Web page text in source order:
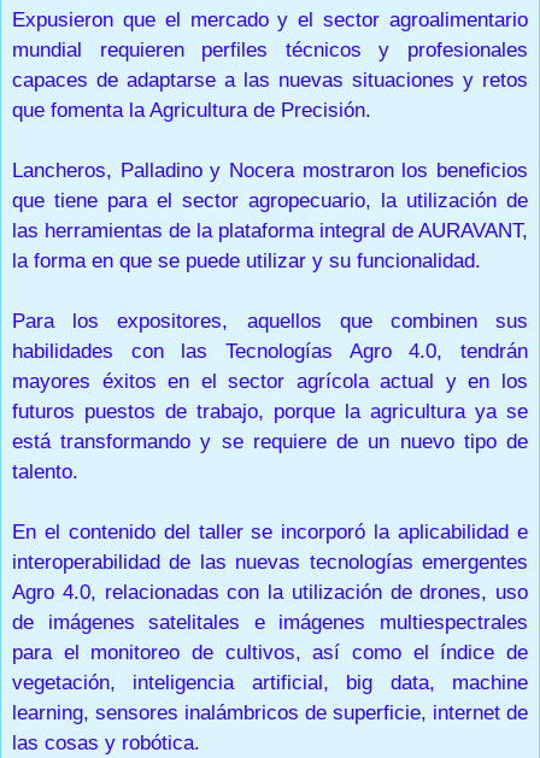
Expusieron que el mercado y el sector agroalimentario
mundial requieren perfiles técnicos y profesionales
capaces de adaptarse a las nuevas situaciones y retos
que fomenta la Agricultura de Precisión.
Lancheros, Palladino y Nocera mostraron los beneficios
que tiene para el sector agropecuario, la utilización de
las herramientas de la plataforma integral de AURAVANT,
la forma en que se puede utilizar y su funcionalidad.
Para los expositores, aquellos que combinen sus
habilidades con las Tecnologías Agro 4.0, tendrán
mayores éxitos en el sector agrícola actual y en los
futuros puestos de trabajo, porque la agricultura ya se
está transformando y se requiere de un nuevo tipo de
talento.
En el contenido del taller se incorporó la aplicabilidad e
interoperabilidad de las nuevas tecnologías emergentes
Agro 4.0, relacionadas con la utilización de drones, uso
de imágenes satelitales e imágenes multiespectrales
para el monitoreo de cultivos, así como el índice de
vegetación, inteligencia artificial, big data, machine
learning, sensores inalámbricos de superficie, internet de
las cosas y robótica.